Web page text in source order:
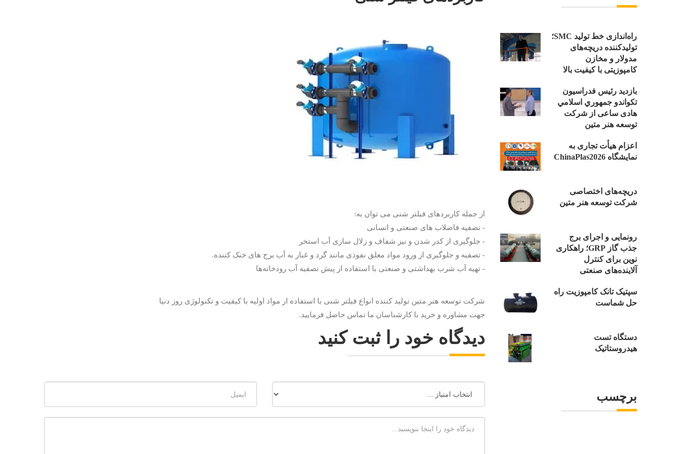
راه‌اندازی خط تولید SMC؛
تولیدکننده دریچه‌های
مدولار و مخازن
کامپوزیتی با کیفیت بالا
بازدید رئیس فدراسیون
تکواندو جمهوري اسلامي
هادی ساعی از شرکت
توسعه هنر متین
اعزام هیأت تجاری به
نمایشگاه ChinaPlas2026
دریچه‌های اختصاصی
شرکت توسعه هنر متین
رونمایی و اجرای برج
جذب گاز GRP؛ راهکاری
نوین برای کنترل
آلاینده‌های صنعتی
سپتیک تانک کامپوزیت راه
حل شماست
دستگاه تست
هیدروستاتیک
برچسب
از جمله کاربردهای فیلتر شنی می توان به:
- تصفیه فاضلاب های صنعتی و انسانی
- جلوگیری از کدر شدن و نیز شفاف و زلال سازی آب استخر
- تصفیه و جلوگیری از ورود مواد معلق نفوذی مانند گرد و غبار به آب برج های خنک کننده.
- تهیه آب شرب بهداشتی و صنعتی با استفاده از پیش تصفیه آب رودخانه‌ها
شرکت توسعه هنر متین تولید کننده انواع فیلتر شنی با استفاده از مواد اولیه با کیفیت و تکنولوژی روز دنیا
جهت مشاوره و خرید با کارشناسان ما تماس حاصل فرمایید.
دیدگاه خود را ثبت کنید